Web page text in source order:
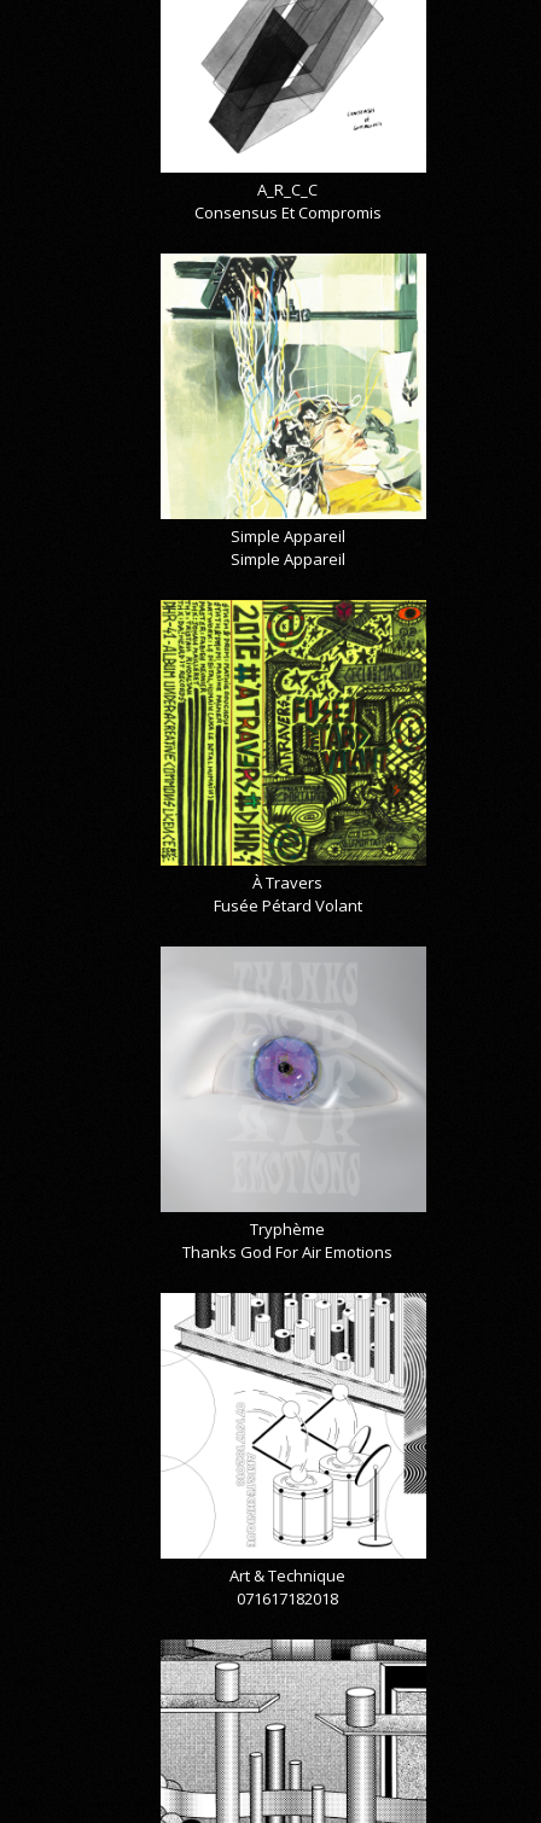
A_R_C_C
Consensus Et Compromis
Simple Appareil
Simple Appareil
À Travers
Fusée Pétard Volant
Tryphème
Thanks God For Air Emotions
Art & Technique
071617182018